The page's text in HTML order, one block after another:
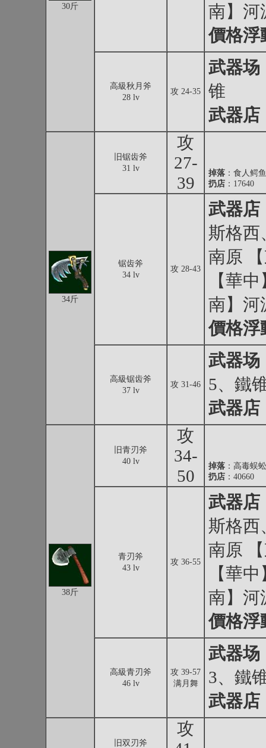
30斤
南】河
價格浮
高級秋月斧
28 lv
攻 24-35
武器场
锥
武器店
34斤
旧锯齿斧
31 lv
攻
27-
39
掉落 ： 食人鳄鱼
扔店 ：17640
锯齿斧
34 lv
攻 28-43
武器店
斯格西
南原
【華
南】河
價格浮
高級锯齿斧
37 lv
攻 31-46
武器场
5、鐵
武器店
38斤
旧青刃斧
40 lv
攻
34-
50
掉落 ： 高毒蜈蚣
扔店 ：40660
青刃斧
43 lv
攻 36-55
武器店
斯格西
南原
【華
南】河
價格浮
高級青刃斧
46 lv
攻 39-57
满月舞
武器场
3、鐵
武器店
旧双刃斧
攻